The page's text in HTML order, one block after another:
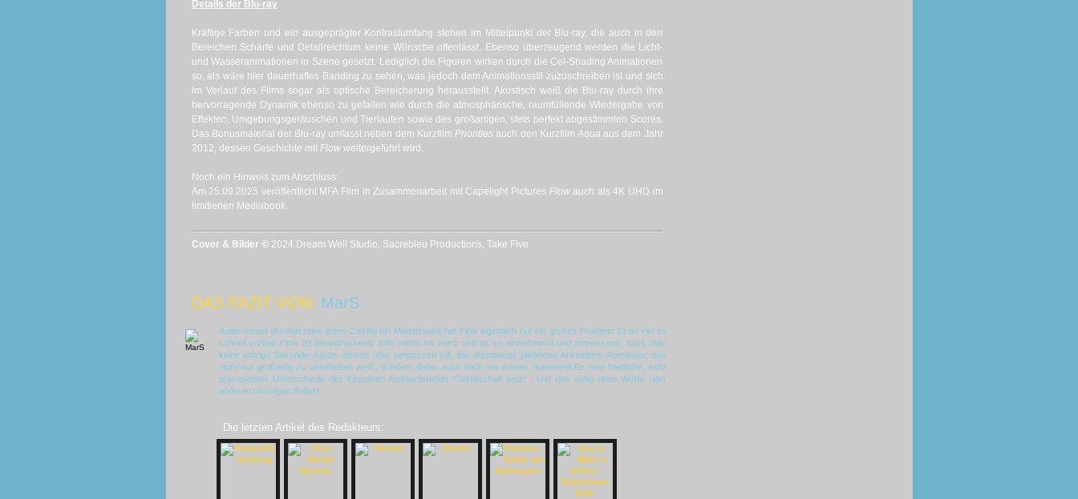
Details der Blu-ray
Kräftige Farben und ein ausgeprägter Kontrastumfang stehen im Mittelpunkt der Blu-ray, die auch in den
Bereichen Schärfe und Detailreichtum keine Wünsche offenlässt. Ebenso überzeugend werden die Licht-
und Wasseranimationen in Szene gesetzt. Lediglich die Figuren wirken durch die Cel-Shading Animationen
so, als wäre hier dauerhaftes Banding zu sehen, was jedoch dem Animationsstil zuzuschreiben ist und sich
im Verlauf des Films sogar als optische Bereicherung herausstellt. Akustisch weiß die Blu-ray durch ihre
hervorragende Dynamik ebenso zu gefallen wie durch die atmosphärische, raumfüllende Wiedergabe von
Effekten, Umgebungsgeräuschen und Tierlauten sowie des großartigen, stets perfekt abgestimmten Scores.
Das Bonusmaterial der Blu-ray umfasst neben dem KurzfilmPriorities auch den Kurzfilm Aqua aus dem Jahr
2012, dessen Geschichte mit Flowweitergeführt wird.
Noch ein Hinweis zum Abschluss:
Am 25.09.2025 veröffentlicht MFA Film in Zusammenarbeit mit Capelight Pictures Flowauch als 4K UHD im
limitierten Mediabook.
Cover & Bilder © 2024 Dream Well Studio, Sacrebleu Productions, Take Five
DAS FAZIT VON: MarS
Audio-visuell ohnehin ohne jeden Zweifel ein Meisterwerk hat Floweigentlich nur ein großes Problem: Er ist viel zu
schnell vorbei! Flow ist beeindruckend, trifft mitten ins Herz und ist so einnehmend und mitreissend, dass man
keine einzige Sekunde davon missen oder verpassen will. Ein durchwegs perfektes Animations-Abenteuer, das
nicht nur großartig zu unterhalten weiß, sondern dabei auch noch ein echtes Statement für eine friedliche, trotz
gravierender Unterschiede des Einzelnen funktionierende Gesellschaft setzt - und das völlig ohne Worte oder
anderen unnötigen Ballast.
Die letzten Artikel des Redakteurs: